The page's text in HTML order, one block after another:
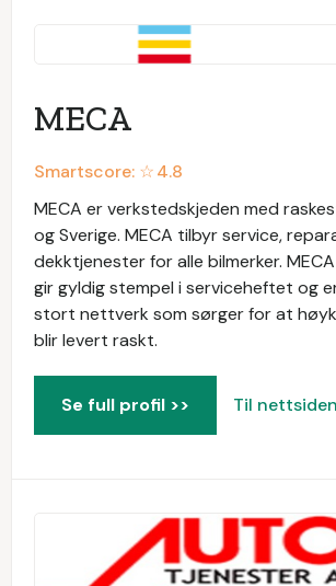
MECA
Smartscore: ☆4.8
MECA er verkstedskjeden med
og Sverige. MECA tilbyr service,
dekktjenester for alle bilmerker.
gir gyldig stempel i serviceheftet og
stort nettverk som sørger for at
blir levert raskt.
Se full profil >> Til